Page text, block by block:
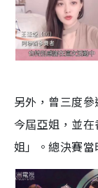
另外，曾三度
今屆亞姐，並
姐」。總決賽